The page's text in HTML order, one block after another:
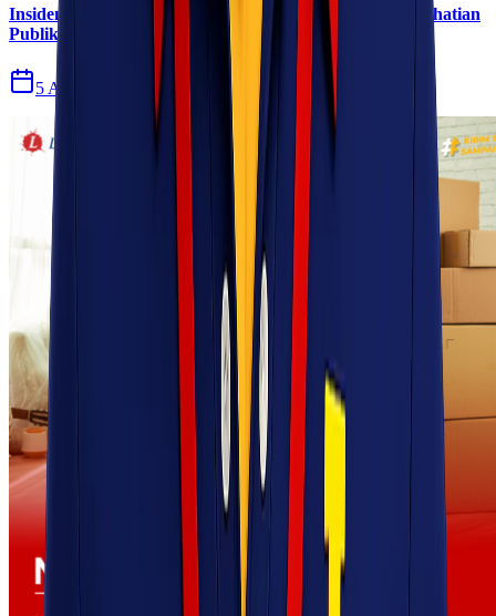
Insiden Kebakaran KM Mutiara Sentosa II Menjadi Perhatian
Publik
5 Agu 2026